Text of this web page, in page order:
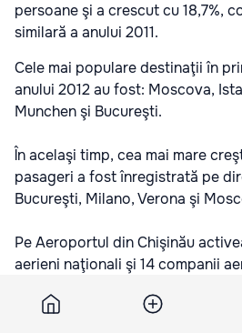
persoane şi a crescut cu 18,7%,
similară a anului 2011.
Cele mai populare destinaţii în
anului 2012 au fost: Moscova,
Munchen şi Bucureşti.
În acelaşi timp, cea mai mare
pasageri a fost înregistrată pe
Bucureşti, Milano, Verona şi
Pe Aeroportul din Chişinău
aerieni naţionali şi 14 companii
Подпишитесь на